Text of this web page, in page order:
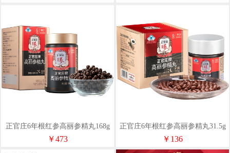
正官庄6年根红参高丽参精丸168g
原装进口营养礼盒礼品
￥473
正官庄6年根红参高丽参精丸31.5g
原装进口营养礼盒礼品
￥136